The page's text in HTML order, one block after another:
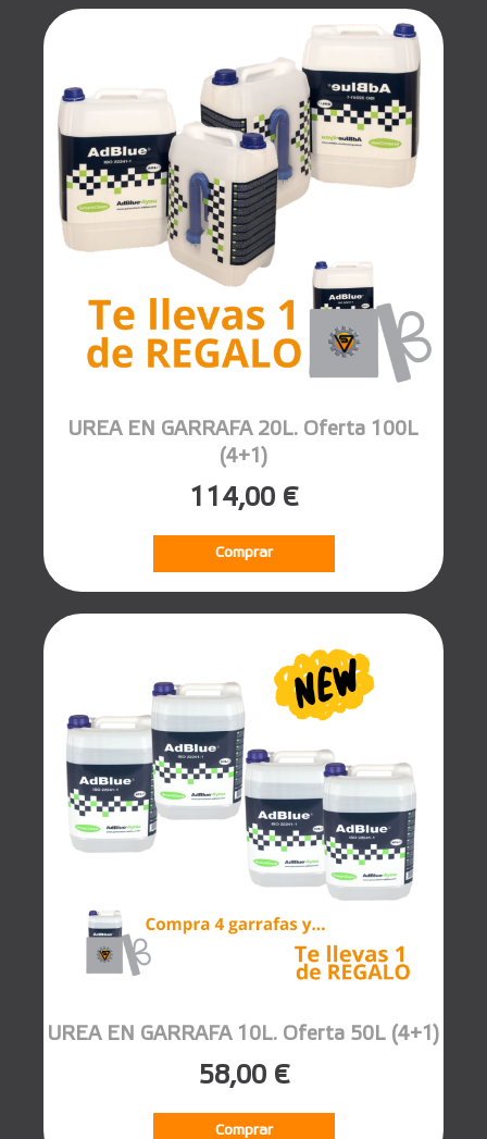
UREA EN GARRAFA 20L. Oferta 100L
(4+1)
114,00 €
Comprar
UREA EN GARRAFA 10L. Oferta 50L (4+1)
58,00 €
Comprar